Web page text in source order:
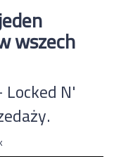
wszech
N'